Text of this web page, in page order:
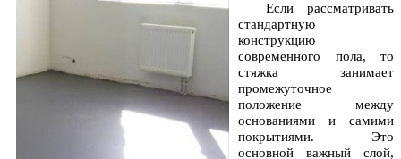
Если рассматривать
стандартную
конструкцию
современного пола, то
стяжка занимает
промежуточное
положение между
основаниями и самими
покрытиями. Это
основной важный слой,